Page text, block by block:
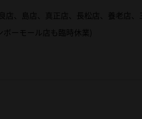
店、島店、真正店、長松店、養老店
ボーモール店も臨時休業)